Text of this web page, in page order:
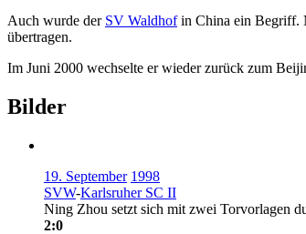
Auch wurde der SV Waldhofin China ein Begriff.
übertragen.
Im Juni 2000 wechselte er wieder zurück zum
Bilder
19. September 1998
SVW-Karlsruher SC II
Ning Zhou setzt sich mit zwei Torvorlagen
2:0